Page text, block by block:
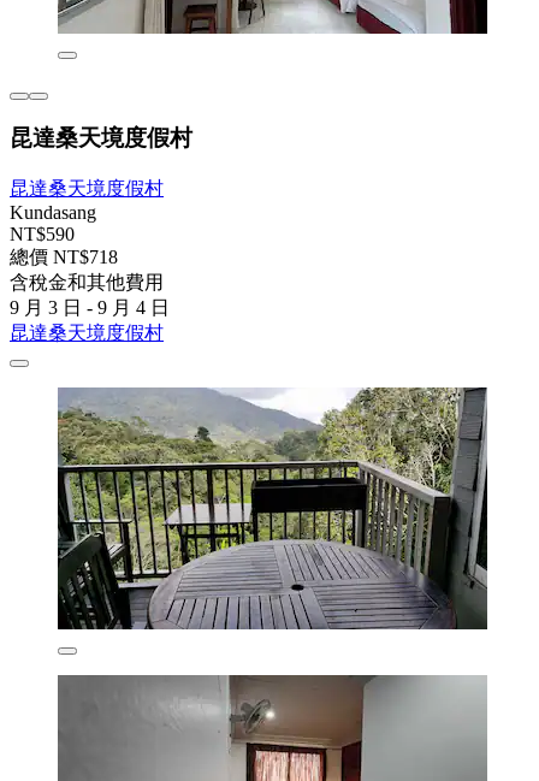
昆達桑天境度假村
昆達桑天境度假村
Kundasang
NT$590
總價 NT$718
含稅金和其他費用
9 月 3 日 - 9 月 4 日
昆達桑天境度假村